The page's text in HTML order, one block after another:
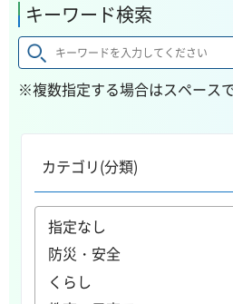
キーワード検索
※複数指定する場合はスペース
カテゴリ(分類)